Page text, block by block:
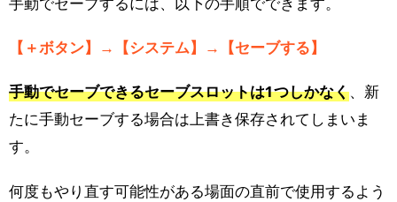
【＋ボタン】→【システム】→【セーブする】
手動でセーブできるセーブスロットは1つしかなく、新
たに手動セーブする場合は上書き保存されてしまいま
す。
何度もやり直す可能性がある場面の直前で使用するよう